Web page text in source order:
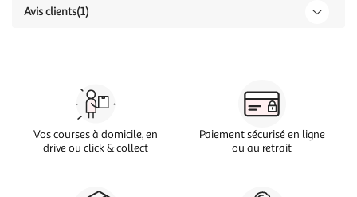
Avis clients(1)
Vos courses à domicile, en
drive ou click & collect
Paiement sécurisé en ligne
ou au retrait